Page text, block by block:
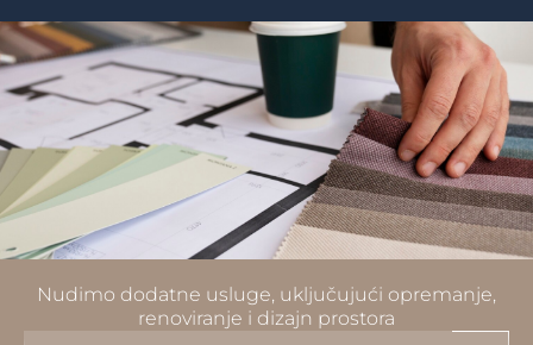
Nudimo dodatne usluge, uključujući opremanje,
renoviranje i dizajn prostora